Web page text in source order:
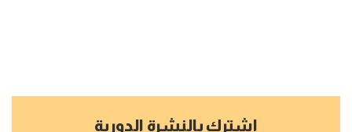
اشترك بالنشرة الدورية